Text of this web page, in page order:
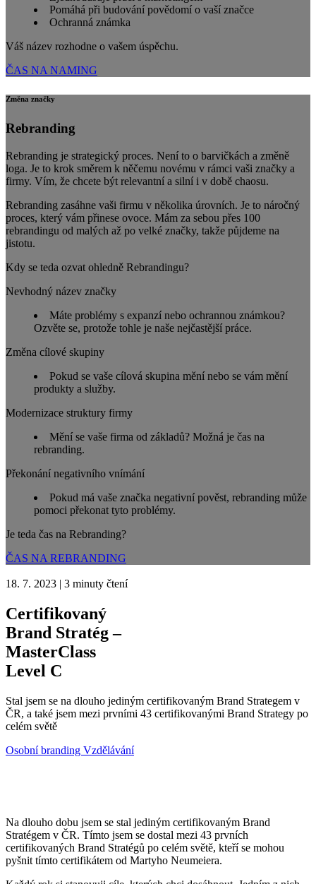
Pomáhá při budování povědomí o vaší značce
Ochranná známka
Váš název rozhodne o vašem úspěchu.
ČAS NA NAMING
Změna značky
Rebranding
Rebranding je strategický proces. Není to o barvičkách a změně
loga. Je to krok směrem k něčemu novému v rámci vaši značky a
firmy. Vím, že chcete být relevantní a silní i v době chaosu.
Rebranding zasáhne vaši firmu v několika úrovních. Je to náročný
proces, který vám přinese ovoce. Mám za sebou přes 100
rebrandingu od malých až po velké značky, takže půjdeme na
jistotu.
Kdy se teda ozvat ohledně Rebrandingu?
Nevhodný název značky
Máte problémy s expanzí nebo ochrannou známkou?
Ozvěte se, protože tohle je naše nejčastější práce.
Změna cílové skupiny
Pokud se vaše cílová skupina mění nebo se vám mění
produkty a služby.
Modernizace struktury firmy
Mění se vaše firma od základů? Možná je čas na
rebranding.
Překonání negativního vnímání
Pokud má vaše značka negativní pověst, rebranding může
pomoci překonat tyto problémy.
Je teda čas na Rebranding?
ČAS NA REBRANDING
18. 7. 2023 | 3 minuty čtení
Certifikovaný
Brand Stratég –
MasterClass
Level C
Stal jsem se na dlouho jediným certifikovaným Brand Strategem v
ČR, a také jsem mezi prvními 43 certifikovanými Brand Strategy po
celém světě
Osobní branding Vzdělávání
Na dlouho dobu jsem se stal jediným certifikovaným Brand
Stratégem v ČR. Tímto jsem se dostal mezi 43 prvních
certifikovaných Brand Stratégů po celém světě, kteří se mohou
pyšnit tímto certifikátem od Martyho Neumeiera.